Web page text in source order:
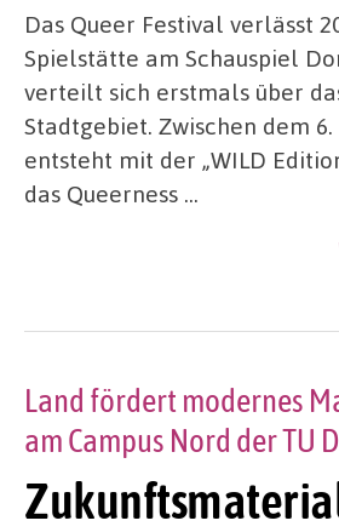
Das Queer Festival verlässt
Spielstätte am Schauspiel
verteilt sich erstmals über
Stadtgebiet. Zwischen dem 6.
entsteht mit der „WILD
das Queerness …
Land fördert modernes
am Campus Nord der TU